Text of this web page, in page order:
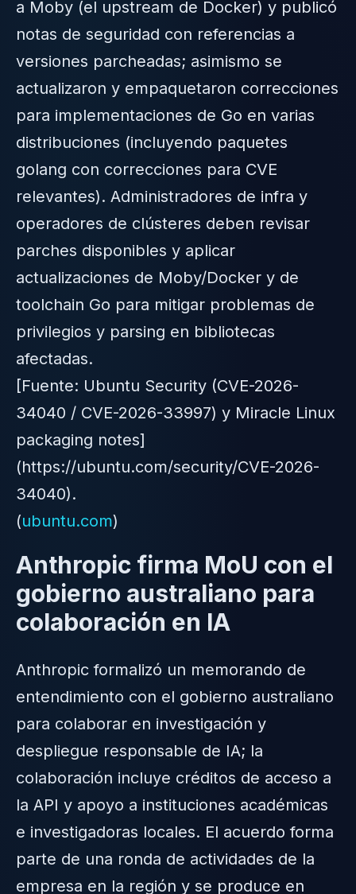
a Moby (el upstream de Docker) y publicó
notas de seguridad con referencias a
versiones parcheadas; asimismo se
actualizaron y empaquetaron correcciones
para implementaciones de Go en varias
distribuciones (incluyendo paquetes
golang con correcciones para CVE
relevantes). Administradores de infra y
operadores de clústeres deben revisar
parches disponibles y aplicar
actualizaciones de Moby/Docker y de
toolchain Go para mitigar problemas de
privilegios y parsing en bibliotecas
afectadas.
[Fuente: Ubuntu Security (CVE-2026-
34040 / CVE-2026-33997) y Miracle Linux
packaging notes]
(https://ubuntu.com/security/CVE-2026-
34040).
(ubuntu.com)
Anthropic firma MoU con el
gobierno australiano para
colaboración en IA
Anthropic formalizó un memorando de
entendimiento con el gobierno australiano
para colaborar en investigación y
despliegue responsable de IA; la
colaboración incluye créditos de acceso a
la API y apoyo a instituciones académicas
e investigadoras locales. El acuerdo forma
parte de una ronda de actividades de la
empresa en la región y se produce en